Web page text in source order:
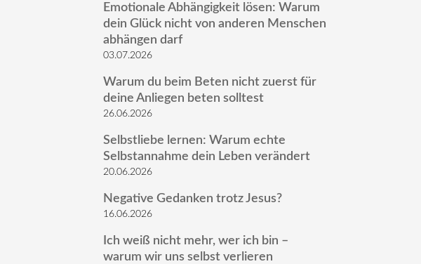
Emotionale Abhängigkeit lösen: Warum
dein Glück nicht von anderen Menschen
abhängen darf
03.07.2026
Warum du beim Beten nicht zuerst für
deine Anliegen beten solltest
26.06.2026
Selbstliebe lernen: Warum echte
Selbstannahme dein Leben verändert
20.06.2026
Negative Gedanken trotz Jesus?
16.06.2026
Ich weiß nicht mehr, wer ich bin –
warum wir uns selbst verlieren